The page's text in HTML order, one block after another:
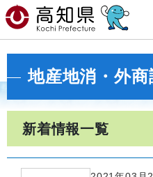
地産地消・外商
新着情報一覧